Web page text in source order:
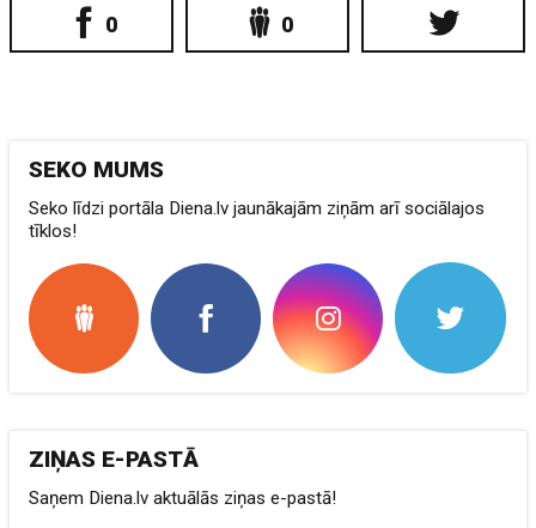
0 0
SEKO MUMS
Seko līdzi portāla Diena.lv jaunākajām ziņām arī sociālajos
tīklos!
ZIŅAS E-PASTĀ
Saņem Diena.lv aktuālās ziņas e-pastā!